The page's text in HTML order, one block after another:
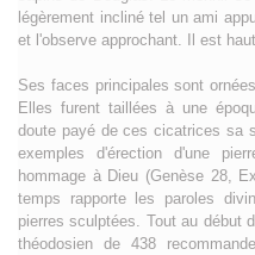
légèrement incliné tel un ami
et l'observe approchant. Il est
Ses faces principales sont
Elles furent taillées à une
doute payé de ces cicatrices sa
exemples d'érection d'une
hommage à Dieu (Genèse 28,
temps rapporte les paroles
pierres sculptées. Tout au début
théodosien de 438